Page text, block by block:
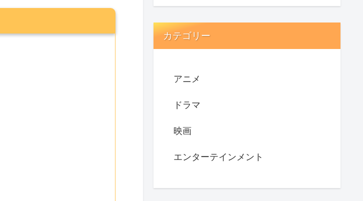
カテゴリー
アニメ
ドラマ
映画
エンターテインメント